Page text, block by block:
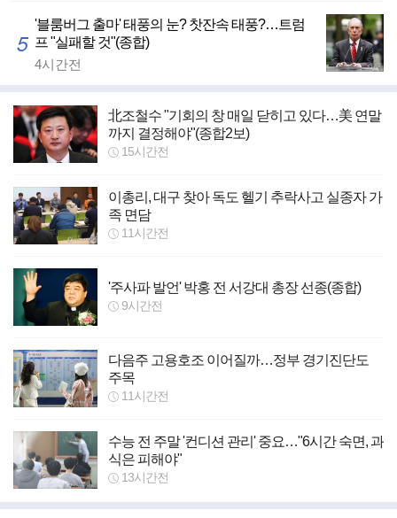
5
'블룸버그 출마' 태풍의 눈? 찻잔속 태풍?…트럼
프 "실패할 것"(종합)
4시간전
北조철수 "기회의 창 매일 닫히고 있다…美 연말
까지 결정해야"(종합2보)
15시간전
이총리, 대구 찾아 독도 헬기 추락사고 실종자 가
족 면담
11시간전
'주사파 발언' 박홍 전 서강대 총장 선종(종합)
9시간전
다음주 고용호조 이어질까…정부 경기진단도
주목
11시간전
수능 전 주말 '컨디션 관리' 중요…"6시간 숙면, 과
식은 피해야"
13시간전